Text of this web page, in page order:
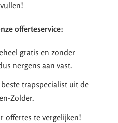
offerteservice:
gratis en zonder
nergens aan vast.
trapspecialist uit de
Zolder.
offertes te vergelijken!